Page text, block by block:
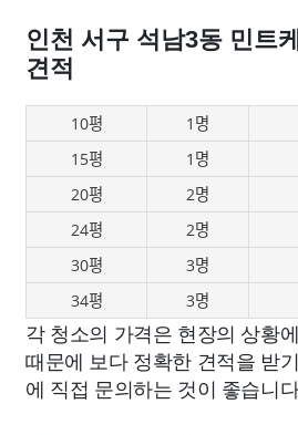
인천 서구 석남3동 민트
견적
10평 1명
15평
1명
20평
2명
24평
2명
30평
3명
34평
3명
각 청소의 가격은 현장의 상황
때문에 보다 정확한 견적을 받
에 직접 문의하는 것이 좋습니